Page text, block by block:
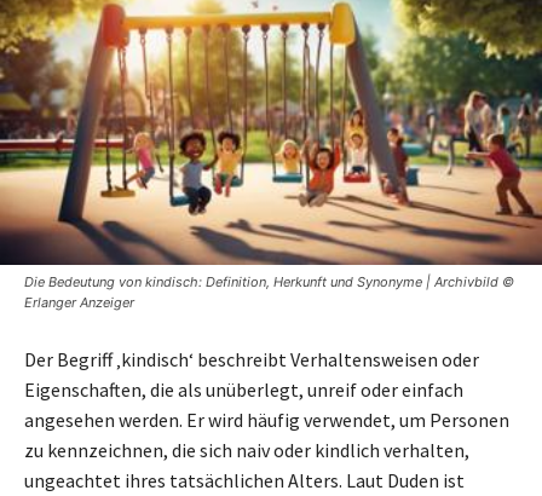
Die Bedeutung von kindisch: Definition, Herkunft und Synonyme | Archivbild ©
Erlanger Anzeiger
Der Begriff ‚kindisch‘ beschreibt Verhaltensweisen oder
Eigenschaften, die als unüberlegt, unreif oder einfach
angesehen werden. Er wird häufig verwendet, um Personen
zu kennzeichnen, die sich naiv oder kindlich verhalten,
ungeachtet ihres tatsächlichen Alters. Laut Duden ist